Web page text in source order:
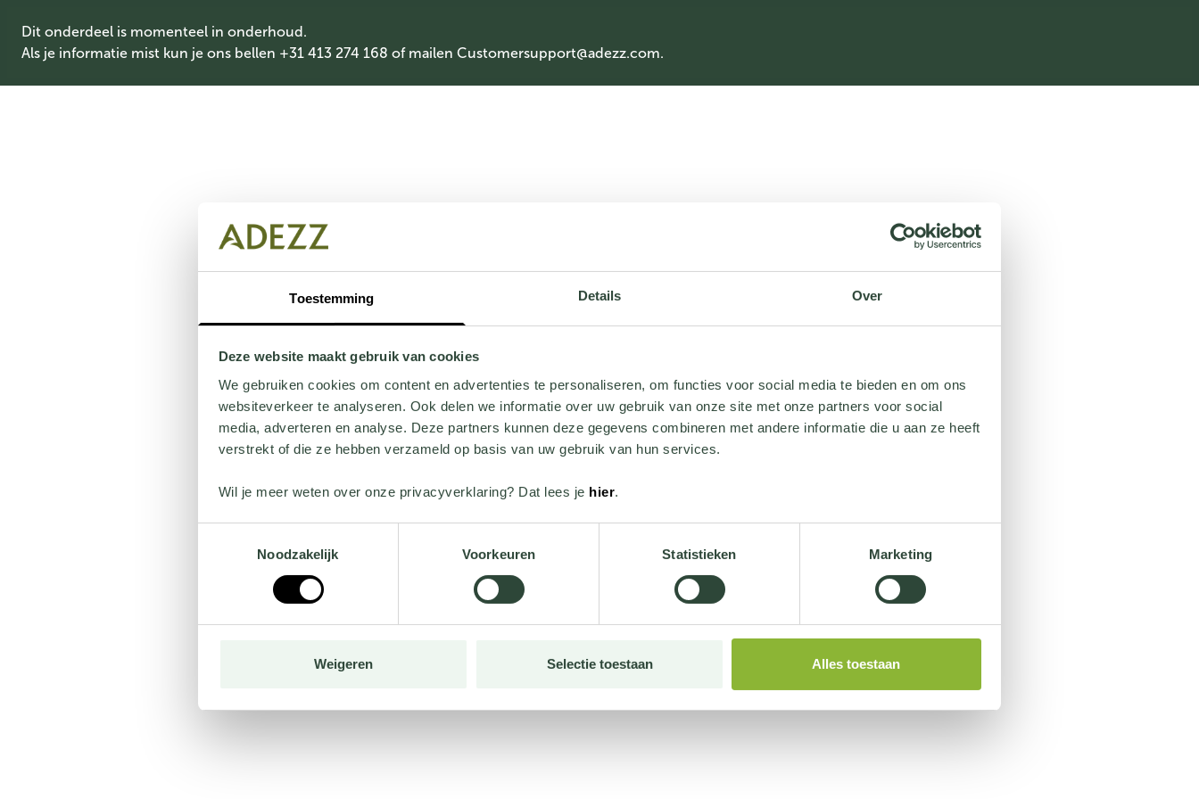
Toestemming Details Over
Deze website maakt gebruik van cookies
We gebruiken cookies om content en advertenties te personaliseren, om functies voor social media te bieden en om ons
websiteverkeer te analyseren. Ook delen we informatie over uw gebruik van onze site met onze partners voor social
media, adverteren en analyse. Deze partners kunnen deze gegevens combineren met andere informatie die u aan ze heeft
verstrekt of die ze hebben verzameld op basis van uw gebruik van hun services.
Wil je meer weten over onze privacyverklaring? Dat lees je hier.
Noodzakelijk
Voorkeuren Statistieken Marketing
Weigeren Selectie toestaan Alles toestaan
Dit onderdeel is momenteel in onderhoud.
Als je informatie mist kun je ons bellen +31 413 274 168 of mailen Customersupport@adezz.com.